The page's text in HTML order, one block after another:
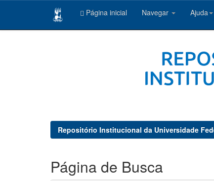
Página inicial Navegar Ajuda
Repositório Institucional da Universidade
Página de Busca